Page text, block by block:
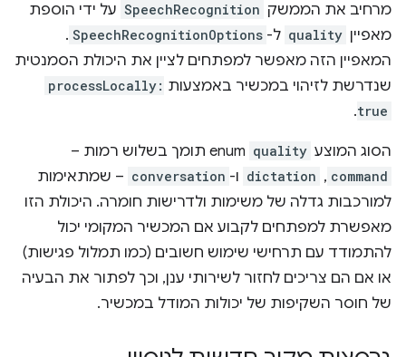
מרחיב את הממשק SpeechRecognition על ידי הוספת
מאפיין quality ל- SpeechRecognitionOptions
.
המאפיין הזה מאפשר למפתחים לציין את היכולת הסמנטית
שנדרשת לזיהוי במכשיר באמצעות processLocally:
true
.
הסוג המוצע quality
command
,‏
dictation ו- conversation – שמתאימות
למורכבות גדלה של משימות ולדרישות חומרה. היכולת הזו
מאפשרת למפתחים לקבוע אם המכשיר המקומי יכול
להתמודד עם תרחישי שימוש חשובים (כמו תמלול פגישות)
או אם הם צריכים לחזור לשירותי ענן, וכך לפתור את הבעיה
של חוסר השקיפות של יכולות המודל במכשיר.